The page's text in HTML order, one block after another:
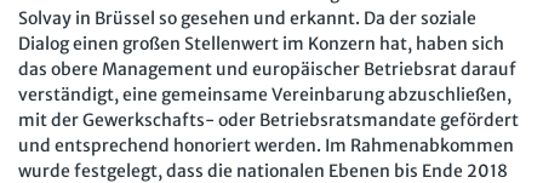
Solvay in Brüssel so gesehen und erkannt. Da der soziale
Dialog einen großen Stellenwert im Konzern hat, haben sich
das obere Management und europäischer Betriebsrat darauf
verständigt, eine gemeinsame Vereinbarung abzuschließen,
mit der Gewerkschafts- oder Betriebsratsmandate gefördert
und entsprechend honoriert werden. Im Rahmenabkommen
wurde festgelegt, dass die nationalen Ebenen bis Ende 2018